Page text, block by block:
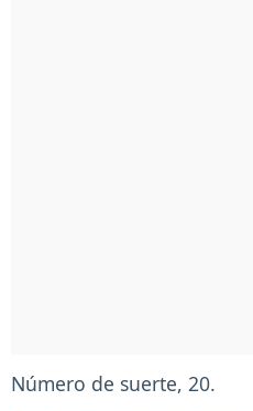
Número de suerte, 20.